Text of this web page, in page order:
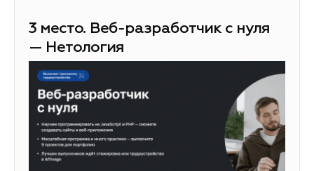
3 место. Веб-разработчик с нуля
— Нетология